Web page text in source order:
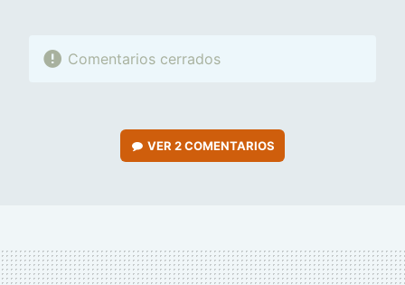
Comentarios cerrados
VER2 COMENTARIOS